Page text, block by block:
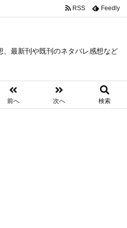
最新刊や既刊のネタバレ感想など
前へ 次へ 検索
RSS Feedly